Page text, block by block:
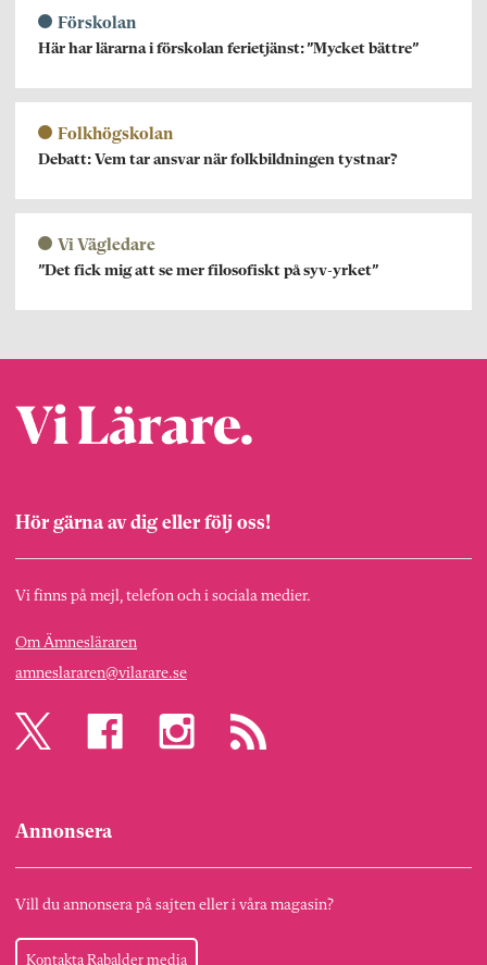
Förskolan
Här har lärarna i förskolan ferietjänst: ”Mycket bättre”
Folkhögskolan
Debatt: Vem tar ansvar när folkbildningen tystnar?
Vi Vägledare
”Det fick mig att se mer filosofiskt på syv-yrket”
Hör gärna av dig eller följ oss!
Vi finns på mejl, telefon och i sociala medier.
Om Ämnesläraren
amneslararen@vilarare.se
Annonsera
Vill du annonsera på sajten eller i våra magasin?
Kontakta Rabalder media